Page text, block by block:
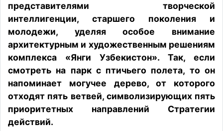
представителями творческой
интеллигенции, старшего поколения и
молодежи, уделяя особое внимание
архитектурным и художественным решениям
комплекса «Янги Узбекистон». Так, если
смотреть на парк с птичьего полета, то он
напоминает могучее дерево, от которого
отходят пять ветвей, символизирующих пять
приоритетных направлений Стратегии
действий.